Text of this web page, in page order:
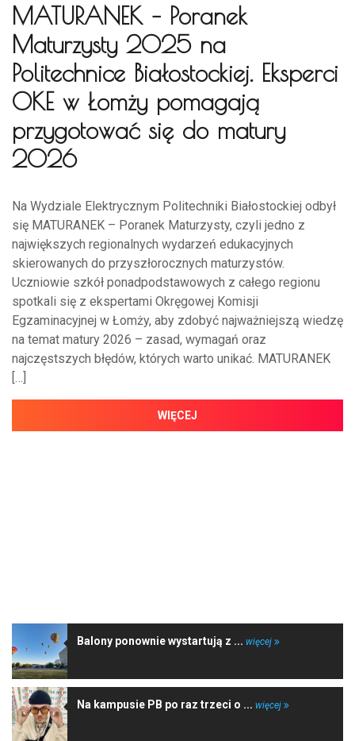
MATURANEK – Poranek
Maturzysty 2025 na
Politechnice Białostockiej. Eksperci
OKE w Łomży pomagają
przygotować się do matury
2026
Na Wydziale Elektrycznym Politechniki Białostockiej odbył
się MATURANEK – Poranek Maturzysty, czyli jedno z
największych regionalnych wydarzeń edukacyjnych
skierowanych do przyszłorocznych maturzystów.
Uczniowie szkół ponadpodstawowych z całego regionu
spotkali się z ekspertami Okręgowej Komisji
Egzaminacyjnej w Łomży, aby zdobyć najważniejszą wiedzę
na temat matury 2026 – zasad, wymagań oraz
najczęstszych błędów, których warto unikać. MATURANEK
[…]
WIĘCEJ
Balony ponownie wystartują z ... więcej
Na kampusie PB po raz trzeci o ... więcej